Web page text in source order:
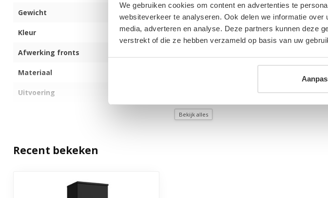
We gebruiken cookies om content en advertenties te
websiteverkeer te analyseren. Ook delen we informatie
media, adverteren en analyse. Deze partners kunnen deze
verstrekt of die ze hebben verzameld op basis van uw
Gewicht 19 kg
Kleur Mat zwart met hoogglans zwarte fronts
Afwerking fronts
Materiaal
Uitvoering
Met verlichting
Bekijk alles
Recent bekeken